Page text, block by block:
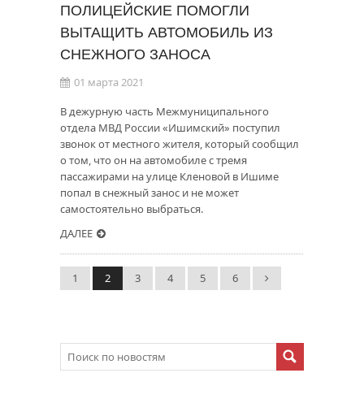
ПОЛИЦЕЙСКИЕ ПОМОГЛИ
ВЫТАЩИТЬ АВТОМОБИЛЬ ИЗ
СНЕЖНОГО ЗАНОСА
01 марта 2021
В дежурную часть Межмуниципального
отдела МВД России «Ишимский» поступил
звонок от местного жителя, который сообщил
о том, что он на автомобиле с тремя
пассажирами на улице Кленовой в Ишиме
попал в снежный занос и не может
самостоятельно выбраться.
ДАЛЕЕ
1 2 3 4 5 6